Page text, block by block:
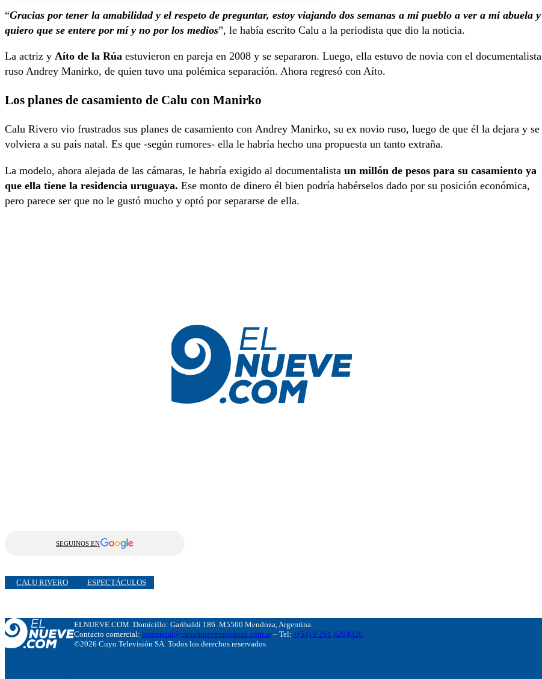
“Gracias por tener la amabilidad y el respeto de preguntar, estoy viajando dos semanas a mi pueblo a ver a mi abuela y
quiero que se entere por mí y no por los medios”, le había escrito Calu a la periodista que dio la noticia.
La actriz y Aíto de la Rúa estuvieron en pareja en 2008 y se separaron. Luego, ella estuvo de novia con el documentalista
ruso Andrey Manirko, de quien tuvo una polémica separación. Ahora regresó con Aíto.
Los planes de casamiento de Calu con Manirko
Calu Rivero vio frustrados sus planes de casamiento con Andrey Manirko, su ex novio ruso, luego de que él la dejara y se
volviera a su país natal. Es que -según rumores- ella le habría hecho una propuesta un tanto extraña.
La modelo, ahora alejada de las cámaras, le habría exigido al documentalista un millón de pesos para su casamiento ya
que ella tiene la residencia uruguaya. Ese monto de dinero él bien podría habérselos dado por su posición económica,
pero parece ser que no le gustó mucho y optó por separarse de ella.
SEGUINOS EN
CALU RIVERO ESPECTÁCULOS
ELNUEVE.COM. Domicillo: Garibaldi 186. M5500 Mendoza, Argentina.
Contacto comercial: comercial@canalnuevemendoza.com.ar– Tel: +(54) 9 261 4204020
©2026 Cuyo Televisión SA. Todos los derechos reservados